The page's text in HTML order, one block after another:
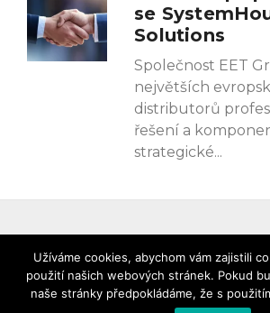
se
Solutions
Společnost EET
největších
distributorů
řešení a
strategické
Zprávy z průmyslu| Vydavatelství
o. © 2012–2026 |Ochrana
Užíváme cookies, abychom vám zajistili
použití našich webových stránek. Pokud
naše stránky předpokládáme, že s